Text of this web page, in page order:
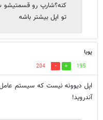
کنه؟شارپ رو
تو اپل بیشتر باشه
پویا
195
204
اپل دیوونه نیست که سیستم
آندروید!